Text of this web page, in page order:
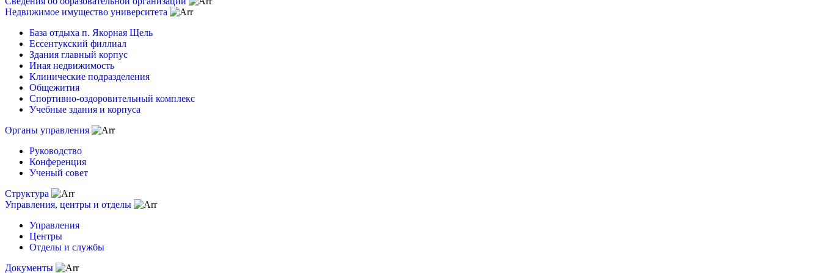
Недвижимое имущество университета
База отдыха п. Якорная Щель
Ессентукский филлиал
Здания главный корпус
Иная недвижимость
Клинические подразделения
Общежития
Спортивно-оздоровительный комплекс
Учебные здания и корпуса
Органы управления
Руководство
Конференция
Ученый совет
Структура
Управления, центры и отделы
Управления
Центры
Отделы и службы
Документы